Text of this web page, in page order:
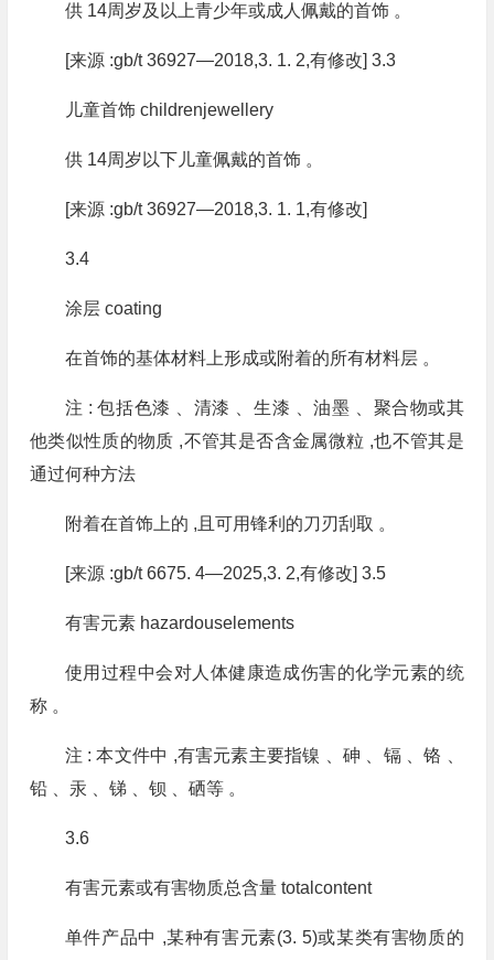
供 14周岁及以上青少年或成人佩戴的首饰 。
[来源 :gb/t 36927—2018,3. 1. 2,有修改] 3.3
儿童首饰 childrenjewellery
供 14周岁以下儿童佩戴的首饰 。
[来源 :gb/t 36927—2018,3. 1. 1,有修改]
3.4
涂层 coating
在首饰的基体材料上形成或附着的所有材料层 。
注 : 包括色漆 、清漆 、生漆 、油墨 、聚合物或其
他类似性质的物质 ,不管其是否含金属微粒 ,也不管其是
通过何种方法
附着在首饰上的 ,且可用锋利的刀刃刮取 。
[来源 :gb/t 6675. 4—2025,3. 2,有修改] 3.5
有害元素 hazardouselements
使用过程中会对人体健康造成伤害的化学元素的统
称 。
注 : 本文件中 ,有害元素主要指镍 、砷 、镉 、铬 、
铅 、汞 、锑 、钡 、硒等 。
3.6
有害元素或有害物质总含量 totalcontent
单件产品中 ,某种有害元素(3. 5)或某类有害物质的